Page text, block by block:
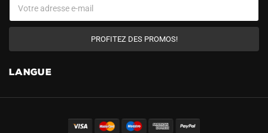
PROFITEZ DES PROMOS!
LANGUE